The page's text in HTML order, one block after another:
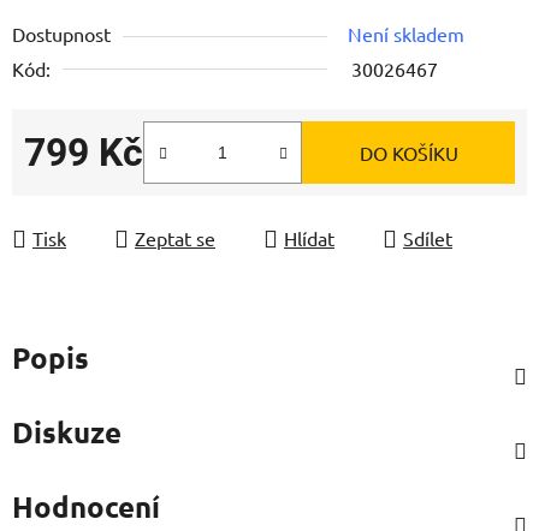
Dostupnost
Není skladem
Kód:
30026467
799 Kč DO KOŠÍKU
Tisk Zeptat se Hlídat Sdílet
Popis
Diskuze
Hodnocení